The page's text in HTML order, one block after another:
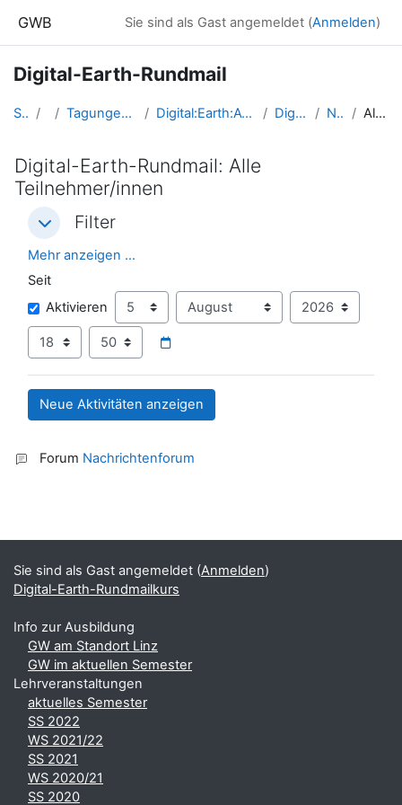
GWB Sie sind als Gast angemeldet (Anmelden)
Digital-Earth-Rundmail
Startseite Kurse Tagungen, Events und Arbeitsgemeinschaften GW Digital:Earth:AT - Fortbildungen zu Geomedien an der Uni/PH Salzburg Digital-Earth-Rundmailkurs Neueste Aktivität Alle Teilnehmer/innen
Digital-Earth-Rundmail: Alle
Teilnehmer/innen
Filter
Filter Filter
Mehr anzeigen ...
Seit
SeitAktivieren Tag Monat Jahr
Stunde Minute
Forum Nachrichtenforum
Ergänzungsblöcke
Sie sind als Gast angemeldet (Anmelden)
Digital-Earth-Rundmailkurs
Info zur Ausbildung
GW am Standort Linz
GW im aktuellen Semester
Lehrveranstaltungen
aktuelles Semester
SS 2022
WS 2021/22
SS 2021
WS 2020/21
SS 2020